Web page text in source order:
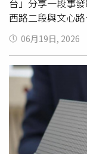
個月。
台」分享一段事
西路二段與文心
在人行道上，幾
長者被迫停下，
人為何將車停在
勸阻態度強硬，
「買個水果停一
片顯示，婦人不
阻止錄影。雙方
對方，甚至以「
拍攝民眾。原本
06月19日, 2026